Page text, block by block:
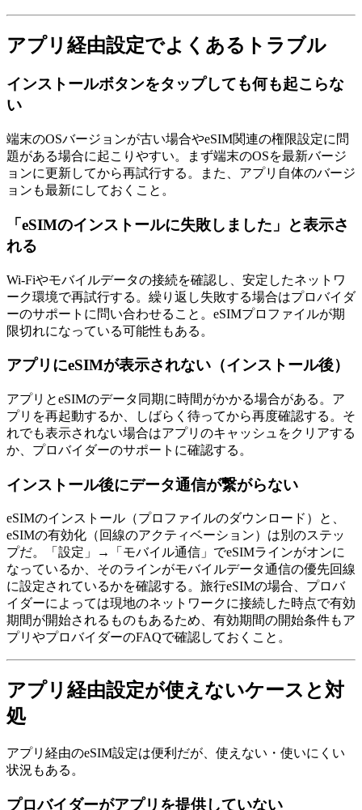
アプリ経由設定でよくあるトラブル
インストールボタンをタップしても何も起こらな
い
端末のOSバージョンが古い場合やeSIM関連の権限設定に問
題がある場合に起こりやすい。まず端末のOSを最新バージ
ョンに更新してから再試行する。また、アプリ自体のバージ
ョンも最新にしておくこと。
「eSIMのインストールに失敗しました」と表示さ
れる
Wi-Fiやモバイルデータの接続を確認し、安定したネットワ
ーク環境で再試行する。繰り返し失敗する場合はプロバイダ
ーのサポートに問い合わせること。eSIMプロファイルが期
限切れになっている可能性もある。
アプリにeSIMが表示されない（インストール後）
アプリとeSIMのデータ同期に時間がかかる場合がある。ア
プリを再起動するか、しばらく待ってから再度確認する。そ
れでも表示されない場合はアプリのキャッシュをクリアする
か、プロバイダーのサポートに確認する。
インストール後にデータ通信が繋がらない
eSIMのインストール（プロファイルのダウンロード）と、
eSIMの有効化（回線のアクティベーション）は別のステッ
プだ。「設定」→「モバイル通信」でeSIMラインがオンに
なっているか、そのラインがモバイルデータ通信の優先回線
に設定されているかを確認する。旅行eSIMの場合、プロバ
イダーによっては現地のネットワークに接続した時点で有効
期間が開始されるものもあるため、有効期間の開始条件もア
プリやプロバイダーのFAQで確認しておくこと。
アプリ経由設定が使えないケースと対
処
アプリ経由のeSIM設定は便利だが、使えない・使いにくい
状況もある。
プロバイダーがアプリを提供していない